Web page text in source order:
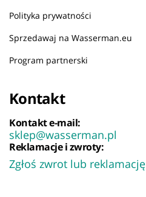
Polityka prywatności
Sprzedawaj na Wasserman.eu
Program partnerski
Kontakt
Kontakt e-mail:
sklep@wasserman.pl
Reklamacje i zwroty:
Zgłoś zwrot lub reklamację